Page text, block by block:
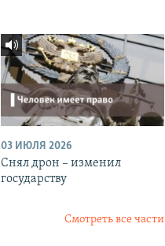
03 ИЮЛЯ 2026
Снял дрон – изменил
государству
Смотреть все части